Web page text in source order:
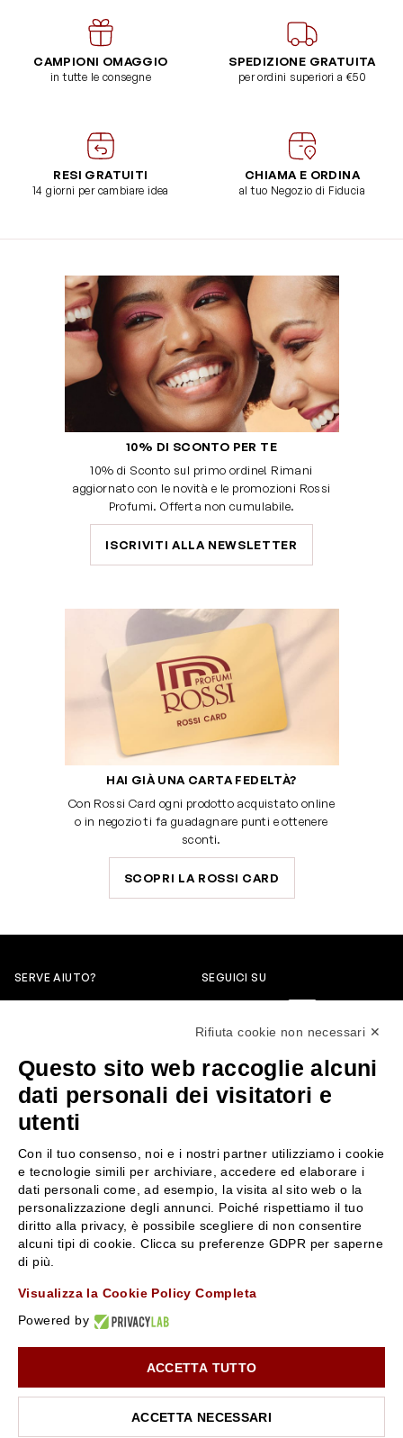
CAMPIONI OMAGGIO
in tutte le consegne
SPEDIZIONE GRATUITA
per ordini superiori a €50
RESI GRATUITI
14 giorni per cambiare idea
CHIAMA E ORDINA
al tuo Negozio di Fiducia
10% DI SCONTO PER TE
10% di Sconto sul primo ordine! Rimani
aggiornato con le novità e le promozioni Rossi
Profumi. Offerta non cumulabile.
ISCRIVITI ALLA NEWSLETTER
HAI GIÀ UNA CARTA FEDELTÀ?
Con Rossi Card ogni prodotto acquistato online
o in negozio ti fa guadagnare punti e ottenere
sconti.
SCOPRI LA ROSSI CARD
SERVE AIUTO?
servizioclienti@rossiprofumi.it
SEGUICI SU
SERVIZIO CLIENTI
Resi e rimborsi
Pagamenti
Spedizione
Condizioni generali di vendita
Privacy Policy
Chi siamo
Contattaci
Negozi
Attiva la Rossi Card
Lavora con noi
10% di Sconto sul primo ordine!*
Iscriviti alla newsletter e rimani aggiornato con le novità e
le promozioni Rossi Profumi.
*Il Buono non si applica su Articoli in Promozione
Rifiuta cookie non necessari ✕
Questo sito web raccoglie alcuni
dati personali dei visitatori e
utenti
Con il tuo consenso, noi e i nostri partner utilizziamo i cookie
e tecnologie simili per archiviare, accedere ed elaborare i
dati personali come, ad esempio, la visita al sito web o la
personalizzazione degli annunci. Poiché rispettiamo il tuo
diritto alla privacy, è possibile scegliere di non consentire
alcuni tipi di cookie. Clicca su preferenze GDPR per saperne
di più.
Visualizza la Cookie Policy Completa
Powered by
ACCETTA TUTTO
ACCETTA NECESSARI